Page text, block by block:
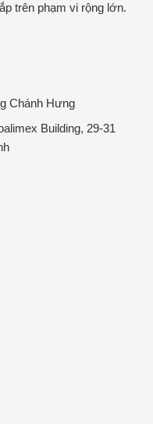
trên phạm vi rộng lớn.
Chánh Hưng
Building, 29-31